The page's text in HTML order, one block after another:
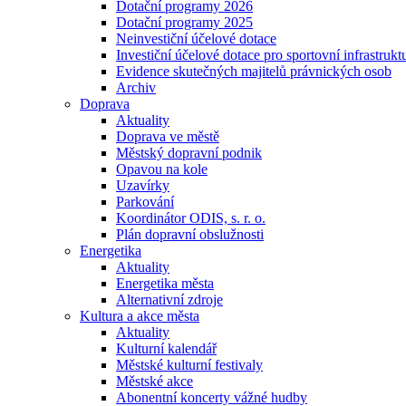
Dotační programy 2026
Dotační programy 2025
Neinvestiční účelové dotace
Investiční účelové dotace pro sportovní
Evidence skutečných majitelů právnických osob
Archiv
Doprava
Aktuality
Doprava ve městě
Městský dopravní podnik
Opavou na kole
Uzavírky
Parkování
Koordinátor ODIS, s. r. o.
Plán dopravní obslužnosti
Energetika
Aktuality
Energetika města
Alternativní zdroje
Kultura a akce města
Aktuality
Kulturní kalendář
Městské kulturní festivaly
Městské akce
Abonentní koncerty vážné hudby